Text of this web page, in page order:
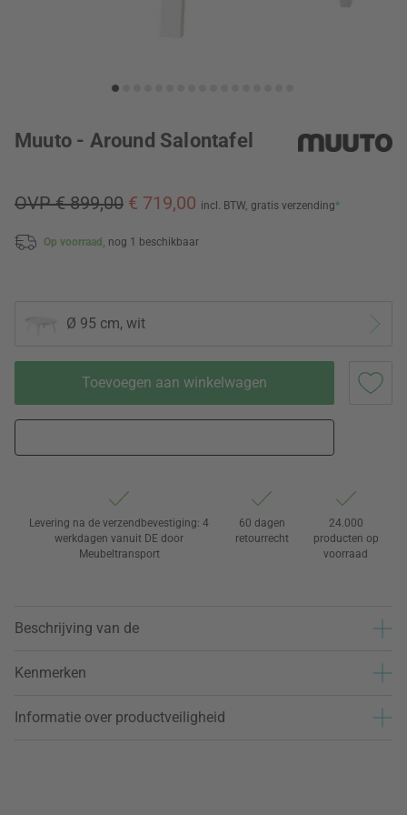
Muuto - Around Salontafel
OVP € 899,00 € 719,00 incl. BTW, gratis verzending*
Op voorraad, nog 1 beschikbaar
Ø 95 cm, wit
Toevoegen aan winkelwagen
Levering na de verzendbevestiging: 4
werkdagen vanuit DE door
Meubeltransport
60 dagen
retourrecht
24.000
producten op
voorraad
Beschrijving van de
Kenmerken
Informatie over productveiligheid